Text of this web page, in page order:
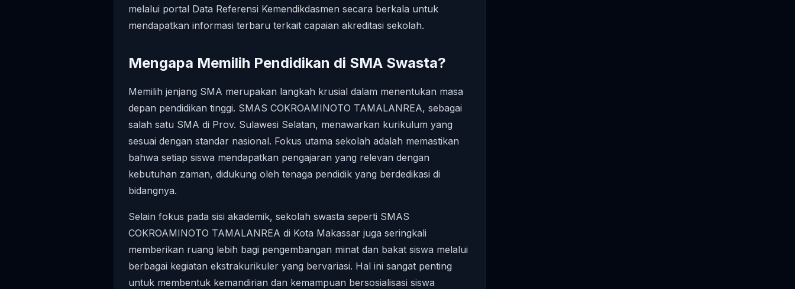
melalui portal Data Referensi Kemendikdasmen secara berkala untuk
mendapatkan informasi terbaru terkait capaian akreditasi sekolah.
Mengapa Memilih Pendidikan di SMA Swasta?
Memilih jenjang SMA merupakan langkah krusial dalam menentukan masa
depan pendidikan tinggi. SMAS COKROAMINOTO TAMALANREA, sebagai
salah satu SMA di Prov. Sulawesi Selatan, menawarkan kurikulum yang
sesuai dengan standar nasional. Fokus utama sekolah adalah memastikan
bahwa setiap siswa mendapatkan pengajaran yang relevan dengan
kebutuhan zaman, didukung oleh tenaga pendidik yang berdedikasi di
bidangnya.
Selain fokus pada sisi akademik, sekolah swasta seperti SMAS
COKROAMINOTO TAMALANREA di Kota Makassar juga seringkali
memberikan ruang lebih bagi pengembangan minat dan bakat siswa melalui
berbagai kegiatan ekstrakurikuler yang bervariasi. Hal ini sangat penting
untuk membentuk kemandirian dan kemampuan bersosialisasi siswa